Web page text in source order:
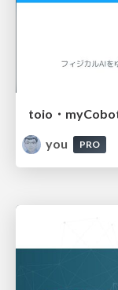
you
PRO